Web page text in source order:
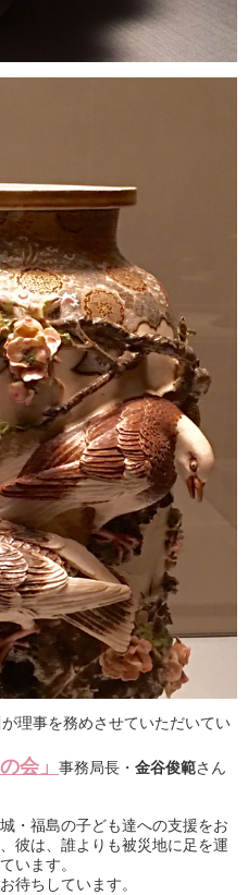
理事を務めさせていただいてい
会」 事務局長・ 金谷俊範さん
・福島の子ども達への支援をお
彼は、誰よりも被災地に足を運
います。
待ちしています。